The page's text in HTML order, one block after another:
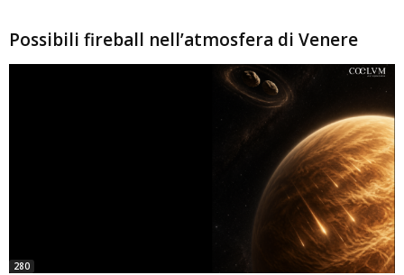
Possibili fireball nell’atmosfera di Venere
280